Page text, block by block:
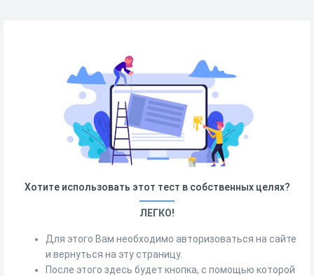
Хотите использовать этот тест в собственных целях?
ЛЕГКО!
Для этого Вам необходимо авторизоваться на сайте
и вернуться на эту страницу.
После этого здесь будет кнопка, с помощью которой